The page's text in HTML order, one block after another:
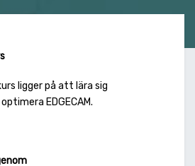
ligger på att lära sig
EDGECAM.